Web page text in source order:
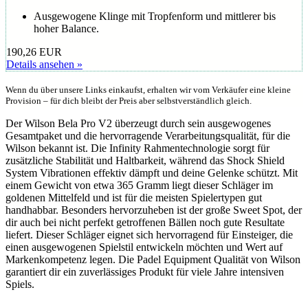
Ausgewogene Klinge mit Tropfenform und mittlerer bis
hoher Balance.
190,26 EUR
Details ansehen »
Wenn du über unsere Links einkaufst, erhalten wir vom Verkäufer eine kleine
Provision – für dich bleibt der Preis aber selbstverständlich gleich.
Der Wilson Bela Pro V2 überzeugt durch sein ausgewogenes
Gesamtpaket und die hervorragende Verarbeitungsqualität, für die
Wilson bekannt ist. Die Infinity Rahmentechnologie sorgt für
zusätzliche Stabilität und Haltbarkeit, während das Shock Shield
System Vibrationen effektiv dämpft und deine Gelenke schützt. Mit
einem Gewicht von etwa 365 Gramm liegt dieser Schläger im
goldenen Mittelfeld und ist für die meisten Spielertypen gut
handhabbar. Besonders hervorzuheben ist der große Sweet Spot, der
dir auch bei nicht perfekt getroffenen Bällen noch gute Resultate
liefert. Dieser Schläger eignet sich hervorragend für Einsteiger, die
einen ausgewogenen Spielstil entwickeln möchten und Wert auf
Markenkompetenz legen. Die Padel Equipment Qualität von Wilson
garantiert dir ein zuverlässiges Produkt für viele Jahre intensiven
Spiels.